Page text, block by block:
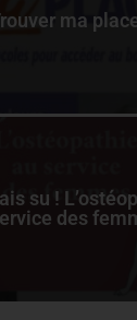
ma
su !
des